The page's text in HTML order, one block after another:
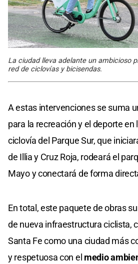
La ciudad lleva adelante un ambicioso
red de ciclovías y bicisendas.
A estas intervenciones se suma
para la recreación y el deporte en
ciclovía del Parque Sur, que
de Illia y Cruz Roja, rodeará el
Mayo y conectará de forma
En total, este paquete de obras
de nueva infraestructura ciclista,
Santa Fe como una ciudad más
y respetuosa con el medio